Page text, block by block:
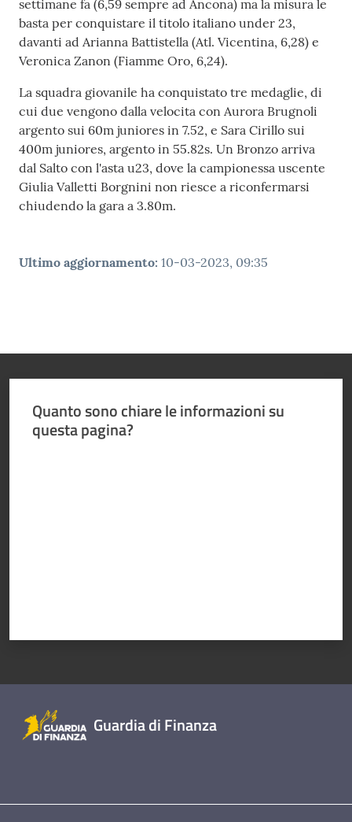
settimane fa (6,59 sempre ad Ancona) ma la misura le
basta per conquistare il titolo italiano under 23,
davanti ad Arianna Battistella (Atl. Vicentina, 6,28) e
Veronica Zanon (Fiamme Oro, 6,24).
La squadra giovanile ha conquistato tre medaglie, di
cui due vengono dalla velocita con Aurora Brugnoli
argento sui 60m juniores in 7.52, e Sara Cirillo sui
400m juniores, argento in 55.82s. Un Bronzo arriva
dal Salto con l'asta u23, dove la campionessa uscente
Giulia Valletti Borgnini non riesce a riconfermarsi
chiudendo la gara a 3.80m.
Ultimo aggiornamento: 10-03-2023, 09:35
Quanto sono chiare le informazioni su
questa pagina?
Guardia di Finanza